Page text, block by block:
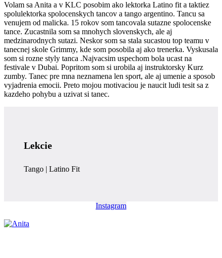
Volam sa Anita a v KLC posobim ako lektorka Latino fit a taktiez
spolulektorka spolocenskych tancov a tango argentino. Tancu sa
venujem od malicka. 15 rokov som tancovala sutazne spolocenske
tance. Zucastnila som sa mnohych slovenskych, ale aj
medzinarodnych sutazi. Neskor som sa stala sucastou top teamu v
tanecnej skole Grimmy, kde som posobila aj ako trenerka. Vyskusala
som si rozne styly tanca .Najvacsim uspechom bola ucast na
festivale v Dubai. Popritom som si urobila aj instruktorsky Kurz
zumby. Tanec pre mna neznamena len sport, ale aj umenie a sposob
vyjadrenia emocii. Preto mojou motivaciou je naucit ludi tesit sa z
kazdeho pohybu a uzivat si tanec.
Lekcie
Tango | Latino Fit
Instagram